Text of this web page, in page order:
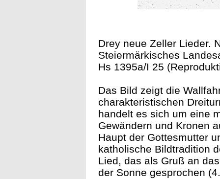
Drey neue Zeller Lieder.
Steiermärkisches
Hs 1395a/I 25
Das Bild zeigt die
charakteristischen
handelt es sich um eine
Gewändern und Kronen
Haupt der Gottes­mutter
katholische Bildtradition
Lied, das als Gruß an
der Sonne gesprochen